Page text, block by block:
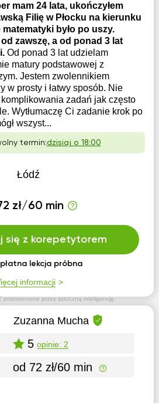
przetworzone przez sztuczną inteligencję.
mam 24 lata, ukończyłem
Filię w Płocku na kierunku
było po uszy.
od zawszę, a od ponad 3 lat
Od ponad 3 lat udzielam
matury podstawowej z
Jestem zwolennikiem
w prosty i łatwy sposób. Nie
zadań jak często
Wytłumaczę Ci zadanie krok po
wszyst...
termin:dzisiaj o 18:00
Łódź
zł/60 min
się z korepetytorem
lekcja próbna
informacji
Zuzanna Mucha
5 opinie: 2
od 72 zł/60 min